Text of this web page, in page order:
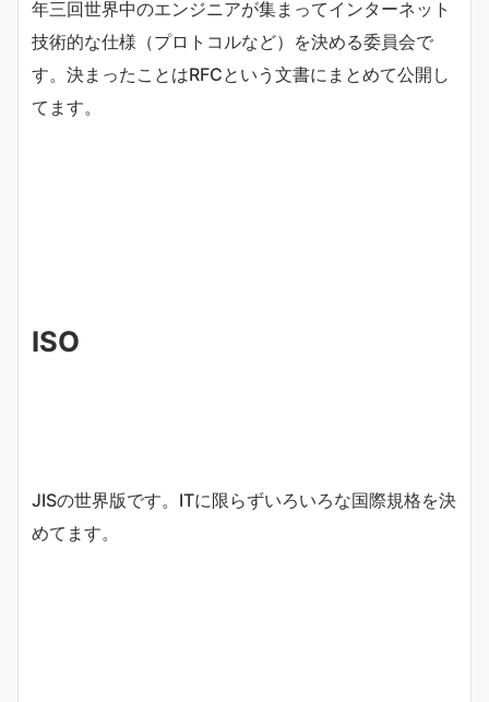
年三回世界中のエンジニアが集まってインターネット
技術的な仕様（プロトコルなど）を決める委員会で
す。決まったことはRFCという文書にまとめて公開し
てます。
ISO
JISの世界版です。ITに限らずいろいろな国際規格を決
めてます。